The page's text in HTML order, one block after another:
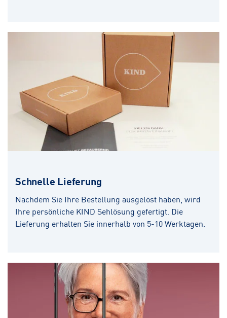
Schnelle Lieferung
Nachdem Sie Ihre Bestellung ausgelöst haben, wird
Ihre persönliche KIND Sehlösung gefertigt. Die
Lieferung erhalten Sie innerhalb von 5-10 Werktagen.